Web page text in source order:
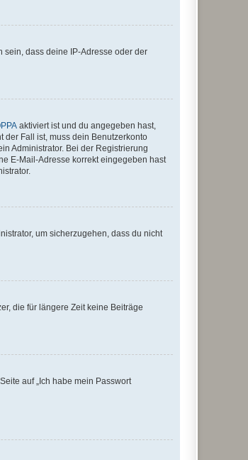
sein, dass deine IP-Adresse oder der
aktiviert ist und du angegeben hast,
der Fall ist, muss dein Benutzerkonto
Administrator. Bei der Registrierung
E-Mail-Adresse korrekt eingegeben hast
um sicherzugehen, dass du nicht
die für längere Zeit keine Beiträge
auf „Ich habe mein Passwort